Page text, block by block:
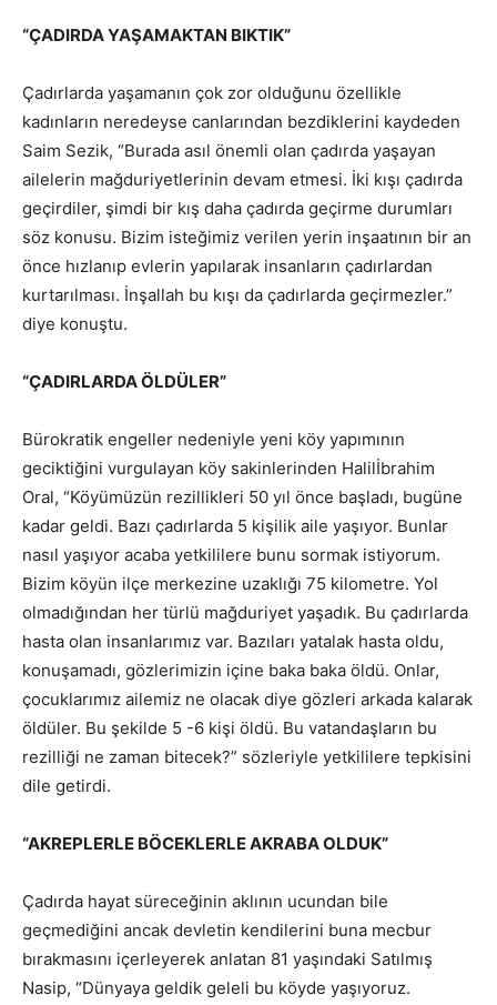
“ÇADIRDA YAŞAMAKTAN BIKTIK”
Çadırlarda yaşamanın çok zor olduğunu özellikle
kadınların neredeyse canlarından bezdiklerini kaydeden
Saim Sezik, “Burada asıl önemli olan çadırda yaşayan
ailelerin mağduriyetlerinin devam etmesi. İki kışı çadırda
geçirdiler, şimdi bir kış daha çadırda geçirme durumları
söz konusu. Bizim isteğimiz verilen yerin inşaatının bir an
önce hızlanıp evlerin yapılarak insanların çadırlardan
kurtarılması. İnşallah bu kışı da çadırlarda geçirmezler.”
diye konuştu.
“ÇADIRLARDA ÖLDÜLER”
Bürokratik engeller nedeniyle yeni köy yapımının
geciktiğini vurgulayan köy sakinlerinden Halilİbrahim
Oral, “Köyümüzün rezillikleri 50 yıl önce başladı, bugüne
kadar geldi. Bazı çadırlarda 5 kişilik aile yaşıyor. Bunlar
nasıl yaşıyor acaba yetkililere bunu sormak istiyorum.
Bizim köyün ilçe merkezine uzaklığı 75 kilometre. Yol
olmadığından her türlü mağduriyet yaşadık. Bu çadırlarda
hasta olan insanlarımız var. Bazıları yatalak hasta oldu,
konuşamadı, gözlerimizin içine baka baka öldü. Onlar,
çocuklarımız ailemiz ne olacak diye gözleri arkada kalarak
öldüler. Bu şekilde 5 -6 kişi öldü. Bu vatandaşların bu
rezilliği ne zaman bitecek?” sözleriyle yetkililere tepkisini
dile getirdi.
“AKREPLERLE BÖCEKLERLE AKRABA OLDUK”
Çadırda hayat süreceğinin aklının ucundan bile
geçmediğini ancak devletin kendilerini buna mecbur
bırakmasını içerleyerek anlatan 81 yaşındaki Satılmış
Nasip, “Dünyaya geldik geleli bu köyde yaşıyoruz.